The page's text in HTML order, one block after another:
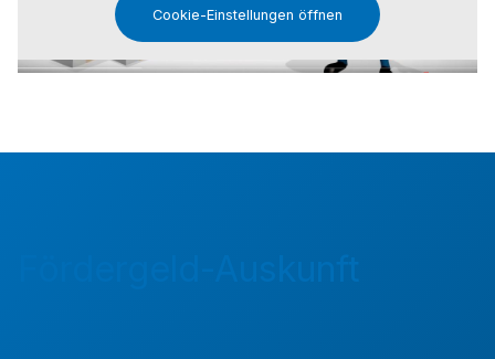
Cookie-Einstellungen öffnen